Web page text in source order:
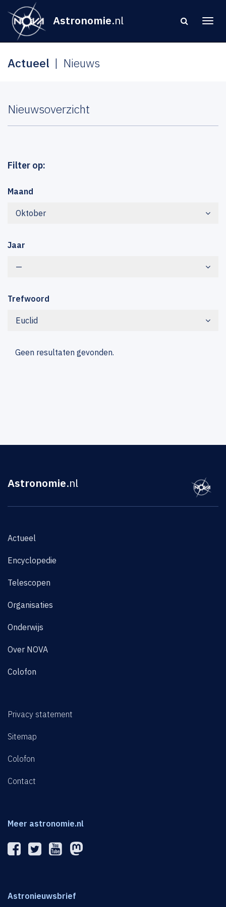
Astronomie.nl
Actueel Nieuws
Nieuwsoverzicht
Filter op:
Maand
Oktober
Jaar
—
Trefwoord
Euclid
Geen resultaten gevonden.
Astronomie.nl
Actueel
Encyclopedie
Telescopen
Organisaties
Onderwijs
Over NOVA
Colofon
Privacy statement
Sitemap
Colofon
Contact
Meer astronomie.nl
Astronieuwsbrief